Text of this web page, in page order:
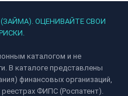
ОЦЕНИВАЙТЕ СВОИ
каталогом и не
В каталоге представлены
финансовых организаций,
ФИПС (Роспатент).